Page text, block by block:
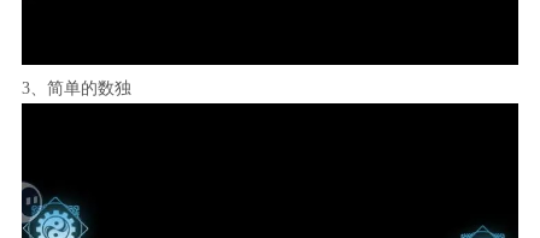
3、简单的数独